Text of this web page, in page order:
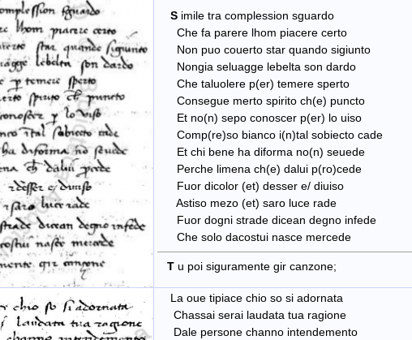
S imile tra complession sguardo
Che fa parere lhom piacere certo
Non puo couerto star quando sigiunto
Nongia seluagge lebelta son dardo
Che taluolere p(er) temere sperto
Consegue merto spirito ch(e) puncto
Et no(n) sepo conoscer p(er) lo uiso
Comp(re)so bianco i(n)tal sobiecto cade
Et chi bene ha diforma no(n) seuede
Perche limena ch(e) dalui p(ro)cede
Fuor dicolor (et) desser e/ diuiso
Astiso mezo (et) saro luce rade
Fuor dogni strade dicean degno infede
Che solo dacostui nasce mercede
T u poi siguramente gir canzone;
La oue tipiace chio so si adornata
Chassai serai laudata tua ragione
Dale persone channo intendemento